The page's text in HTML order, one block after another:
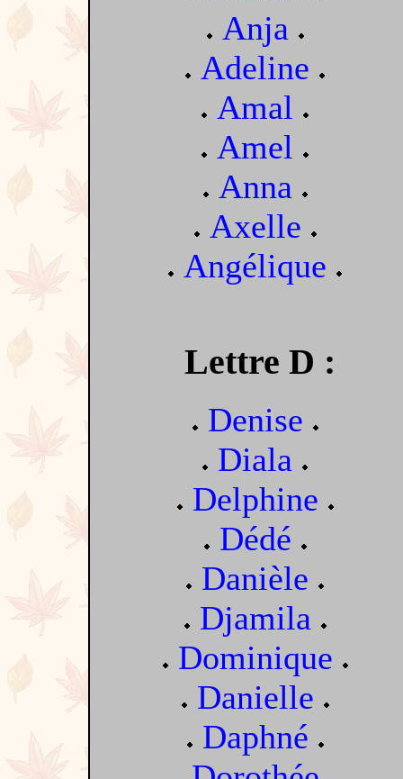
Anja
Adeline
Amal
Amel
Anna
Axelle
Angélique
Lettre D :
Denise
Diala
Delphine
Dédé
Danièle
Djamila
Dominique
Danielle
Daphné